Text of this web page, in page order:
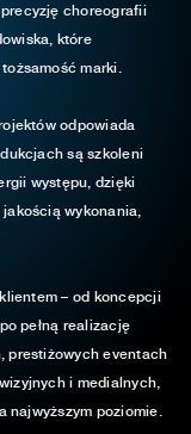
choreografii
które
marki.
odpowiada
są szkoleni
występu, dzięki
wykonania,
– od koncepcji
pełną realizację
prestiżowych eventach
i medialnych,
najwyższym poziomie.